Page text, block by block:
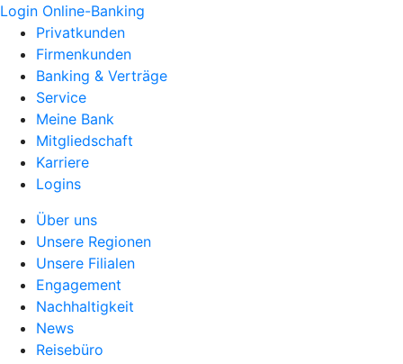
Login Online-Banking
Privatkunden
Firmenkunden
Banking & Verträge
Service
Meine Bank
Mitgliedschaft
Karriere
Logins
Über uns
Unsere Regionen
Unsere Filialen
Engagement
Nachhaltigkeit
News
Reisebüro